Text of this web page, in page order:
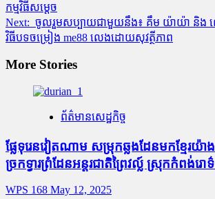
កម្មវិធីសម្តេច
Next: ចូលរួមសប្បាយជាមួយនឹង៖ គឹម យ៉ាយ៉ា និង ល
វិធីបទចម្រៀង me88 លេងដោយសុវត្ថីភាព
More Stories
ព័ត៌មានសេដ្ឋកិច្ច
ផ្លែ​ទុរេន​វៀតណាម សម្រុក​ឆ្លង​ដែន​មក​ខ្មែរ​
ច្រក​ទ្វារ​ព្រំដែន​អន្តរជាតិព្រៃ​វ​ល្ល៍ ស្រុក​កំពង់​រោ​
WPS 168 May 12, 2025